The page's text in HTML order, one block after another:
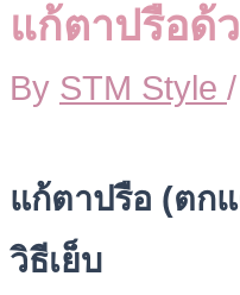
แก้ตาปรือด้
By STM Style /
แก้ตาปรือ (ตก
วิธีเย็บ